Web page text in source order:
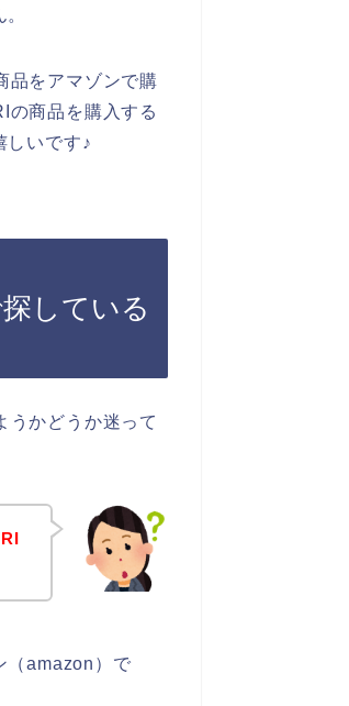
品をアマゾンで購
の商品を購入する
しいです♪
している
うかどうか迷って
（amazon）で